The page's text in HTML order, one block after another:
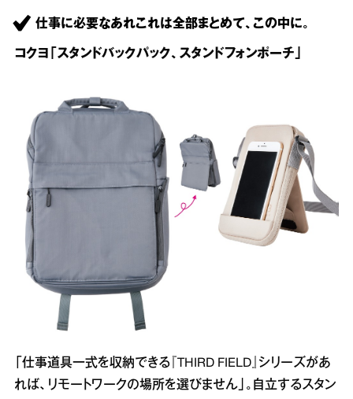
仕事に必要なあれこれは全部まとめて、この中に。
コクヨ「スタンドバックパック、スタンドフォンポーチ」
「仕事道具一式を収納できる『THIRD FIELD』シリーズがあ
れば、リモートワークの場所を選びません」。自立するスタン